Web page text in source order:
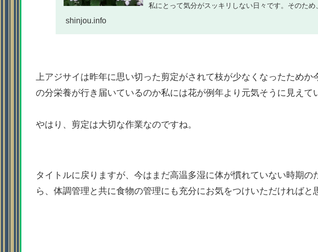
私にとって気分がスッキリしない日々です。そのた
shinjou.info
上アジサイは昨年に思い切った剪定がされて枝が少なくなったため
の分栄養が行き届いているのか私には花が例年より元気そうに見えて
やはり、剪定は大切な作業なのですね。
タイトルに戻りますが、今はまだ高温多湿に体が慣れていない時期の
ら、体調管理と共に食物の管理にも充分にお気をつけいただければと